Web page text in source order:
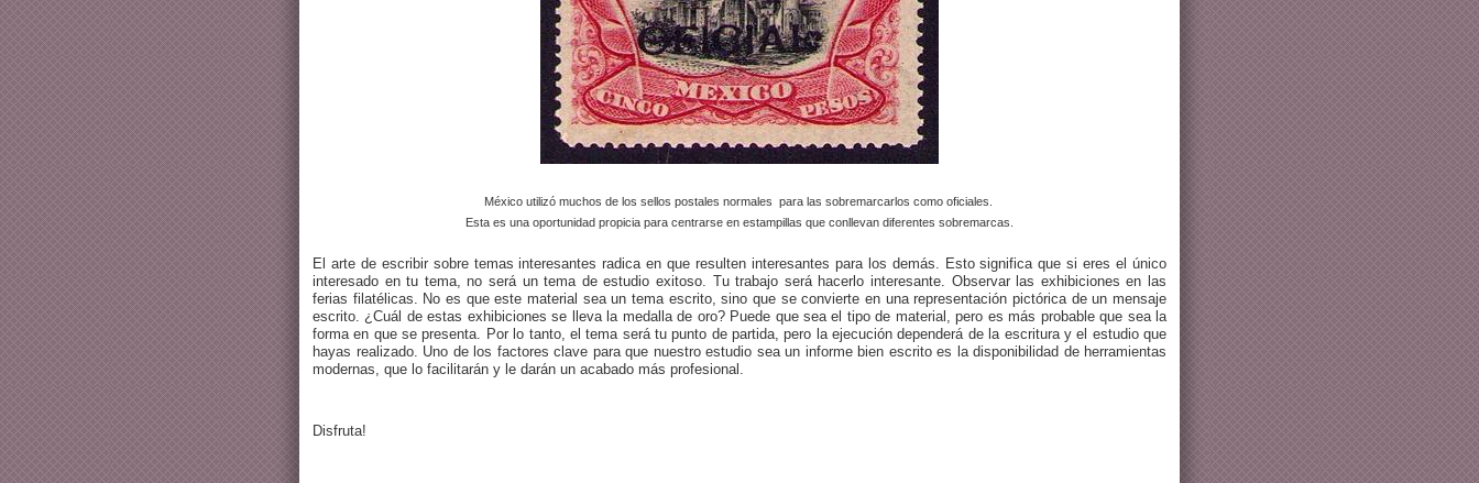
México utilizó muchos de los sellos postales normales para las sobremarcarlos como oficiales.
Esta es una oportunidad propicia para centrarse en estampillas que conllevan diferentes sobremarcas.
El arte de escribir sobre temas interesantes radica en que resulten interesantes para los demás. Esto significa que si eres el único
interesado en tu tema, no será un tema de estudio exitoso. Tu trabajo será hacerlo interesante. Observar las exhibiciones en las
ferias filatélicas. No es que este material sea un tema escrito, sino que se convierte en una representación pictórica de un mensaje
escrito. ¿Cuál de estas exhibiciones se lleva la medalla de oro? Puede que sea el tipo de material, pero es más probable que sea la
forma en que se presenta. Por lo tanto, el tema será tu punto de partida, pero la ejecución dependerá de la escritura y el estudio que
hayas realizado. Uno de los factores clave para que nuestro estudio sea un informe bien escrito es la disponibilidad de herramientas
modernas, que lo facilitarán y le darán un acabado más profesional.
Disfruta!